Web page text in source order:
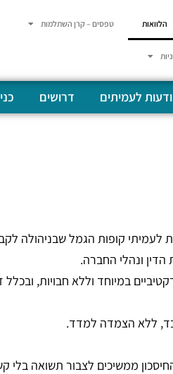
הלוואות טפסים – קרן השתלמות
לעמיתים דרושים
לעמיתי קופות הגמל שבניהולה
ונהלי החברה.
במיוחד וללא חבויות, ובכלל
ללא הצמדה למדד.
ממשיכים לצבור תשואה בלי